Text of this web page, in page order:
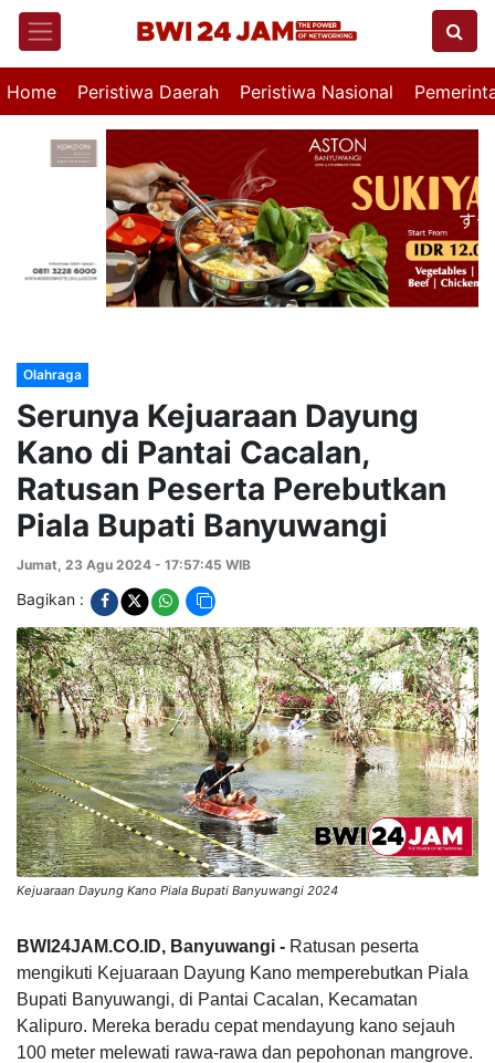
Home Peristiwa Daerah Peristiwa Nasional
Olahraga
Serunya Kejuaraan Dayung
Kano di Pantai Cacalan,
Ratusan Peserta Perebutkan
Piala Bupati Banyuwangi
Jumat, 23 Agu 2024 - 17:57:45 WIB
Bagikan :
Kejuaraan Dayung Kano Piala Bupati Banyuwangi 2024
BWI24JAM.CO.ID, Banyuwangi - Ratusan peserta
mengikuti Kejuaraan Dayung Kano memperebutkan Piala
Bupati Banyuwangi, di Pantai Cacalan, Kecamatan
Kalipuro. Mereka beradu cepat mendayung kano sejauh
100 meter melewati rawa-rawa dan pepohonan mangrove.